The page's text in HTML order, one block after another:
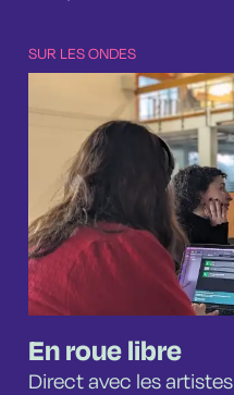
SUR LES ONDES
En roue libre
Direct avec les artistes